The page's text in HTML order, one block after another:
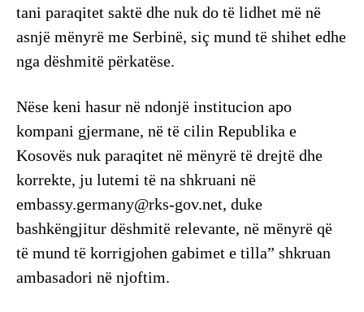
tani paraqitet saktë dhe nuk do të lidhet më në
asnjë mënyrë me Serbinë, siç mund të shihet edhe
nga dëshmitë përkatëse.
Nëse keni hasur në ndonjë institucion apo
kompani gjermane, në të cilin Republika e
Kosovës nuk paraqitet në mënyrë të drejtë dhe
korrekte, ju lutemi të na shkruani në
embassy.germany@rks-gov.net, duke
bashkëngjitur dëshmitë relevante, në mënyrë që
të mund të korrigjohen gabimet e tilla” shkruan
ambasadori në njoftim.